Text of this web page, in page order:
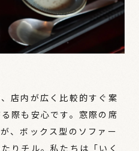
店内が広く比較的すぐ案
際も安心です。窓際の席
、ボックス型のソファー
りチル。私たちは「いく